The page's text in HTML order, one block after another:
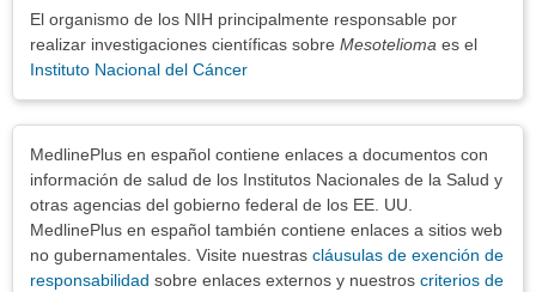
El organismo de los NIH principalmente responsable por
realizar investigaciones científicas sobre Mesotelioma es el
Instituto Nacional del Cáncer
MedlinePlus en español contiene enlaces a documentos con
información de salud de los Institutos Nacionales de la Salud y
otras agencias del gobierno federal de los EE. UU.
MedlinePlus en español también contiene enlaces a sitios web
no gubernamentales. Visite nuestras cláusulas de exención de
responsabilidad sobre enlaces externos y nuestros criterios de